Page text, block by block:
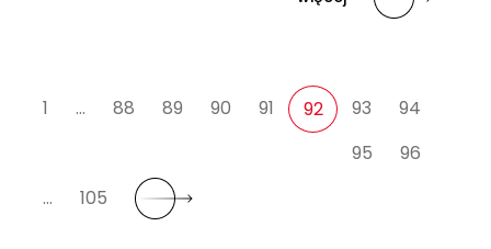
1 … 88 89 90 91 92 93
94
95
96
…
105